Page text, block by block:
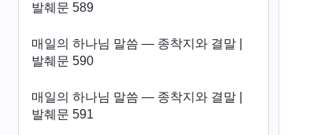
발췌문 589
매일의 하나님 말씀 ― 종착지와 결말 |
발췌문 590
매일의 하나님 말씀 ― 종착지와 결말 |
발췌문 591